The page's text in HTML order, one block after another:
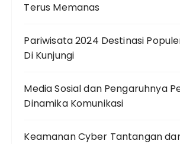
Terus Memanas
Pariwisata 2024 Destinasi
Di Kunjungi
Media Sosial dan Pengaruhnya
Dinamika Komunikasi
Keamanan Cyber Tantangan